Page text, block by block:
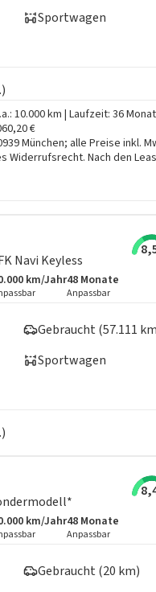
Sportwagen
10.000 km | Laufzeit: 36
€
München; alle Preise inkl.
Widerrufsrecht. Nach den
Navi Keyless
Laufleistung
km/JahrLaufzeit
48 Monate
Anpassbar
Gebraucht (57.111
Sportwagen
Laufleistung
km/JahrLaufzeit
48 Monate
Anpassbar
Gebraucht (20 km)